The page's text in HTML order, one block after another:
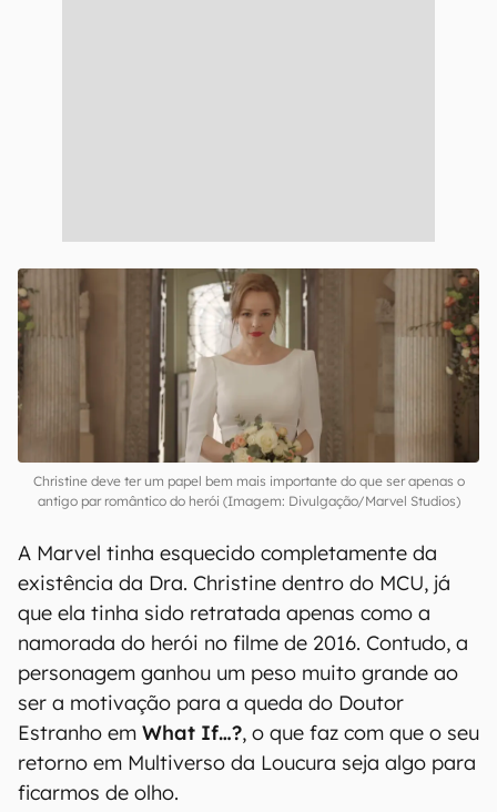
Christine deve ter um papel bem mais importante do que ser apenas o
antigo par romântico do herói (Imagem: Divulgação/Marvel Studios)
A Marvel tinha esquecido completamente da
existência da Dra. Christine dentro do MCU, já
que ela tinha sido retratada apenas como a
namorada do herói no filme de 2016. Contudo, a
personagem ganhou um peso muito grande ao
ser a motivação para a queda do Doutor
Estranho em What If…?, o que faz com que o seu
retorno em Multiverso da Loucura seja algo para
ficarmos de olho.